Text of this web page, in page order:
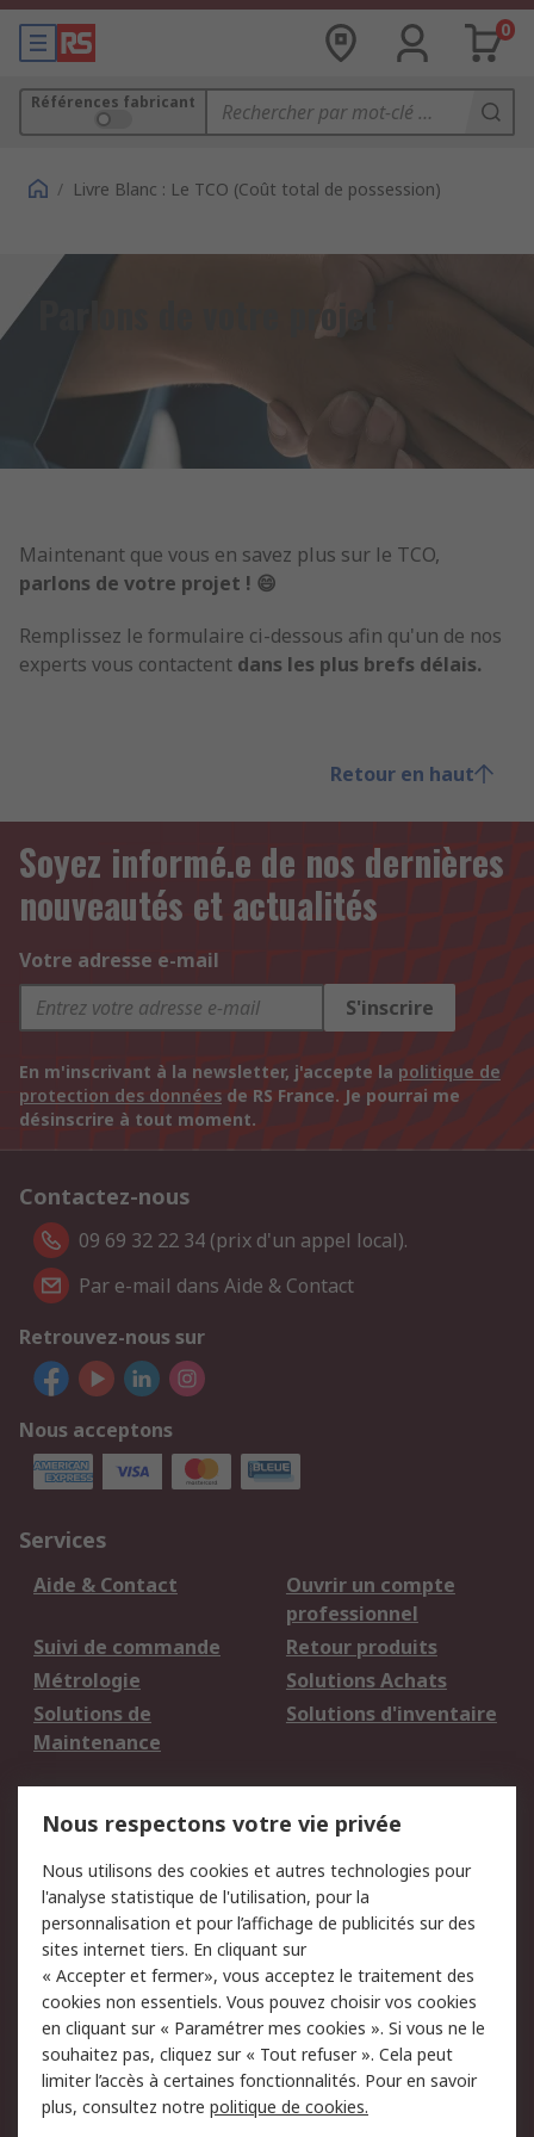
0
Références fabricant
/ Livre Blanc : Le TCO (Coût total de possession)
Parlons de votre projet !
Maintenant que vous en savez plus sur le TCO,
parlons de votre projet ! 😄
Remplissez le formulaire ci-dessous afin qu'un de nos
experts vous contactent dans les plus brefs délais.
Retour en haut
Soyez informé.e de nos dernières
nouveautés et actualités
Votre adresse e-mail
S'inscrire
En m'inscrivant à la newsletter, j'accepte la politique de
protection des données de RS France. Je pourrai me
désinscrire à tout moment.
Contactez-nous
09 69 32 22 34 (prix d'un appel local).
Par e-mail dans Aide & Contact
Retrouvez-nous sur
Nous acceptons
Services
Aide & Contact
Ouvrir un compte
professionnel
Suivi de commande
Retour produits
Métrologie
Solutions Achats
Solutions de
Maintenance
Solutions d'inventaire
du site
Politique de protection
des données - Mise à
jour
Sécurité des E-mails
Conditions générales
de vente
Politique anti-
corruption
Campagnes marketing
A propos de RS
Nous respectons votre vie privée
Nous utilisons des cookies et autres technologies pour
l'analyse statistique de l'utilisation, pour la
personnalisation et pour l’affichage de publicités sur des
sites internet tiers. En cliquant sur
« Accepter et fermer», vous acceptez le traitement des
cookies non essentiels. Vous pouvez choisir vos cookies
en cliquant sur « Paramétrer mes cookies ». Si vous ne le
souhaitez pas, cliquez sur « Tout refuser ». Cela peut
limiter l’accès à certaines fonctionnalités. Pour en savoir
plus, consultez notre politique de cookies.